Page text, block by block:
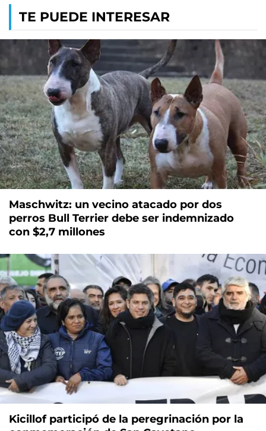
TE PUEDE INTERESAR
Maschwitz: un vecino atacado por dos
perros Bull Terrier debe ser indemnizado
con $2,7 millones
Kicillof participó de la peregrinación por la